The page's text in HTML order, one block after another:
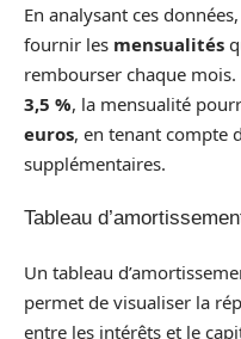
En analysant ces
fournir les mensualités
rembourser chaque
3,5 %, la mensualité
euros, en tenant compte
supplémentaires.
Tableau
Un tableau
permet de visualiser la
entre les intérêts et le